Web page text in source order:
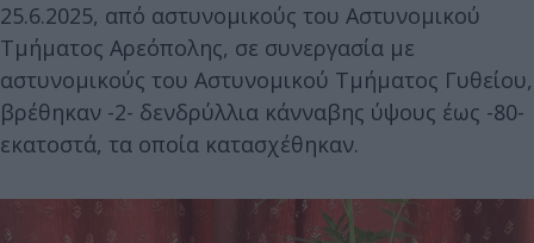
25.6.2025, από αστυνομικούς του Αστυνομικού
Τμήματος Αρεόπολης, σε συνεργασία με
αστυνομικούς του Αστυνομικού Τμήματος Γυθείου,
βρέθηκαν -2- δενδρύλλια κάνναβης ύψους έως -80-
εκατοστά, τα οποία κατασχέθηκαν.